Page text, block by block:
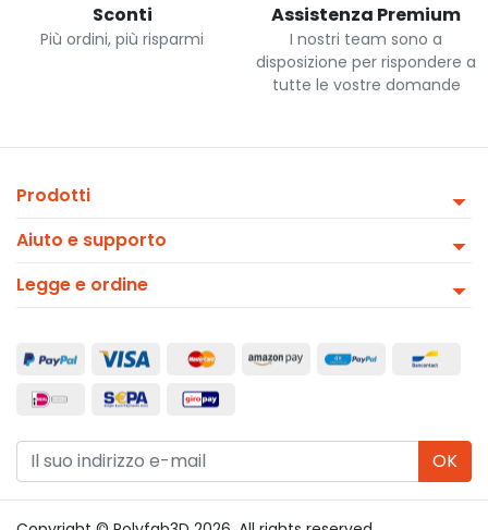
Sconti
Più ordini, più risparmi
Assistenza Premium
I nostri team sono a
disposizione per rispondere a
tutte le vostre domande
Prodotti
Aiuto e supporto
Legge e ordine
OK